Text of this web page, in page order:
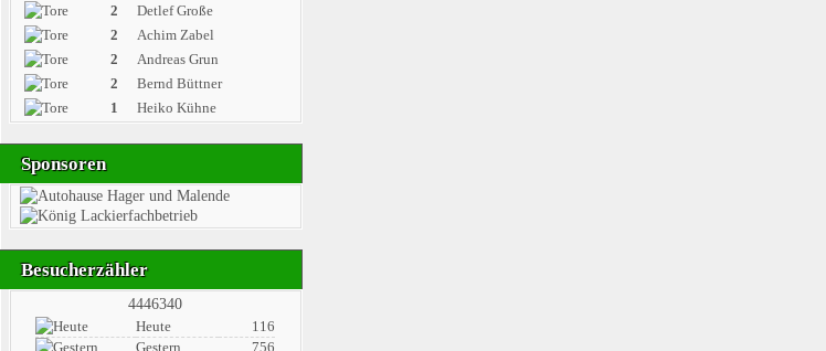
2
Detlef Große
2
Achim Zabel
2
Andreas Grun
2
Bernd Büttner
1
Heiko Kühne
Sponsoren
Besucherzähler
4446340
Heute
116
Gestern
756